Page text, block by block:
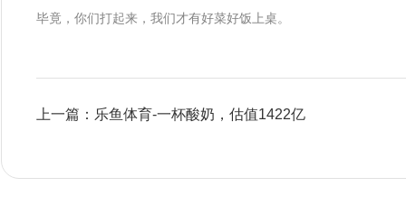
毕竟，你们打起来，我们才有好菜好饭上桌。
上一篇：乐鱼体育-一杯酸奶，估值1422亿